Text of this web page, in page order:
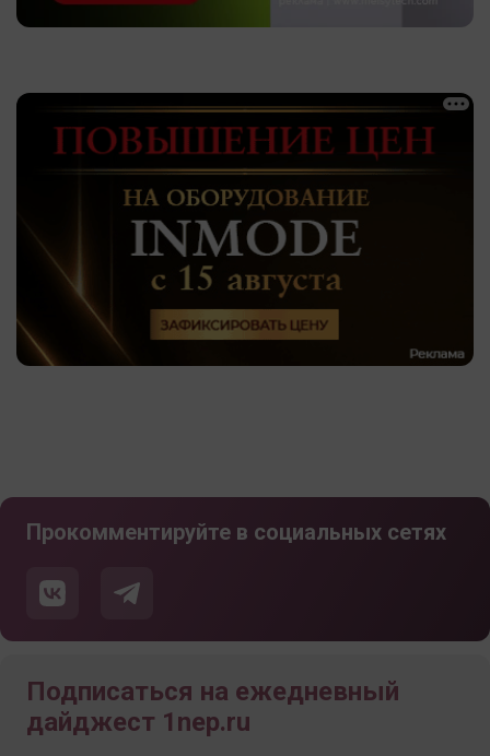
Прокомментируйте в социальных сетях
Подписаться на ежедневный
дайджест 1nep.ru